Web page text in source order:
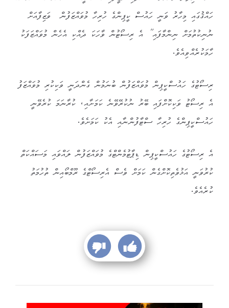
ހައްޤުގައި މިހާރު ވަނީ ހައުސް ކީޕިންގެ ހުރިހާ މުވައްޒަފުން ވަޒިފާއަށް
ނުނިކުތުމަށް ނިންމާފައި” އެ ރިސޯޓުން ވާހަކަ ދެއްކި އެހެން މުވައްޒަފަކު
ހާމަކުރެއްވިއެވެ.
ރިސޯޓުގެ ހައުސްކީޕިން މުވައްޒަފުން ބުނަމުން ގެންދަނީ ވަކިކުރި މުވައްޒަފު
އެ ރިސޯޓު ވަކިކޮށްފައި ބޭރު ނުކުރޭވޭނެ ކަމަށާއި، ކުރާނަމަ ކުރެވޭނީ
ހައުސްކީޕިންގެ ހުރިހާ ސްޓާފުންނާއި އެކު ކަމަށެވެ.
އެ ރިސޯޓުގެ ހައުސްކީޕިން ޑިޕާޓުމެންޓްގެ މުވައްޒަފުން ލައްވައި މަސައްކަތް
ކުރުވަނީ އަޅުވެތިކޮށްގެން ކަމަށް ވެސް އެރިސޯޓްގެ ރޫމްބޯއިން ތުހުމަތު
ކުރެއެވެ.